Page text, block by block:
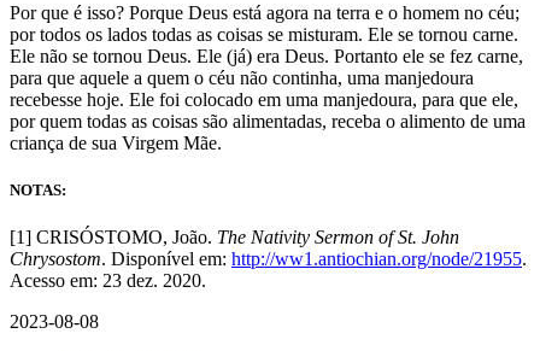
Por que é isso? Porque Deus está agora na terra e o homem no céu;
por todos os lados todas as coisas se misturam. Ele se tornou carne.
Ele não se tornou Deus. Ele (já) era Deus. Portanto ele se fez carne,
para que aquele a quem o céu não continha, uma manjedoura
recebesse hoje. Ele foi colocado em uma manjedoura, para que ele,
por quem todas as coisas são alimentadas, receba o alimento de uma
criança de sua Virgem Mãe.
NOTAS:
[1] CRISÓSTOMO, João. The Nativity Sermon of St. John
Chrysostom. Disponível em: http://ww1.antiochian.org/node/21955.
Acesso em: 23 dez. 2020.
2023-08-08